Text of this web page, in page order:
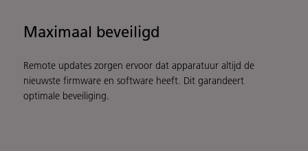
Maximaal beveiligd
Remote updates zorgen ervoor dat apparatuur altijd de
nieuwste firmware en software heeft. Dit garandeert
optimale beveiliging.